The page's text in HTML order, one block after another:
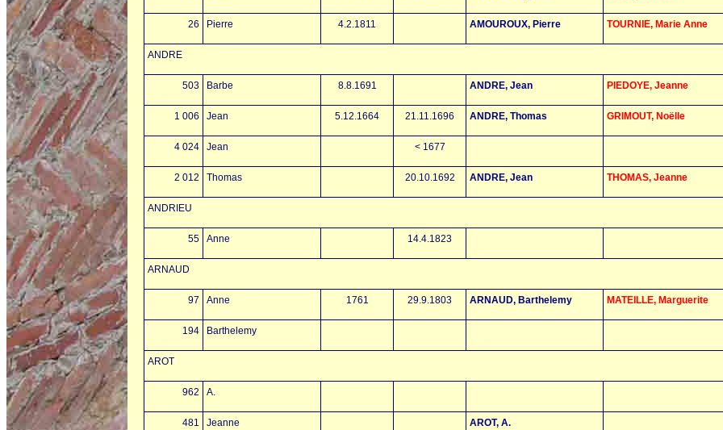
26 Pierre 4.2.1811 AMOUROUX, Pierre TOURNIE, Marie Anne
ANDRE
503 Barbe 8.8.1691 ANDRE, Jean PIEDOYE, Jeanne
1 006 Jean 5.12.1664 21.11.1696 ANDRE, Thomas GRIMOUT, Noëlle
4 024 Jean < 1677
2 012 Thomas 20.10.1692 ANDRE, Jean THOMAS, Jeanne
ANDRIEU
55 Anne 14.4.1823
ARNAUD
97 Anne 1761 29.9.1803 ARNAUD, Barthelemy MATEILLE, Marguerite
194 Barthelemy
AROT
962 A.
481 Jeanne AROT, A.